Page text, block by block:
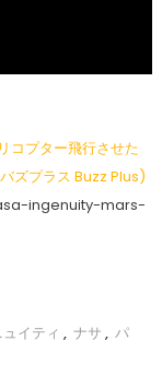
コプター飛行させた
ズプラス Buzz Plus)
ingenuity-mars-
イティ , ナサ , パ